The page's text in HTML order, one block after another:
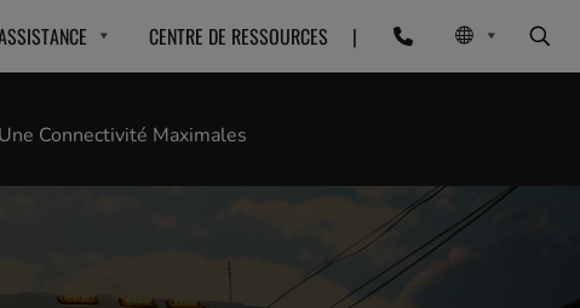
CENTRE DE RESSOURCES |
Connectivité Maximales